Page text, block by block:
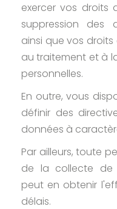
exercer vos droits
suppression des
ainsi que vos
au traitement et à
personnelles.
En outre, vous
définir des
données à
Par ailleurs, toute
de la collecte de
peut en obtenir
délais.